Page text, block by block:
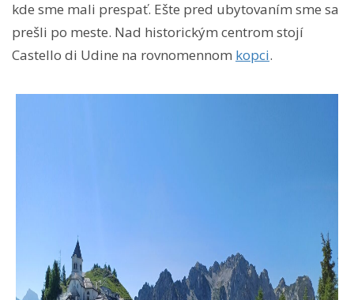
kde sme mali prespať. Ešte pred ubytovaním sme sa
prešli po meste. Nad historickým centrom stojí
Castello di Udine na rovnomennom kopci.